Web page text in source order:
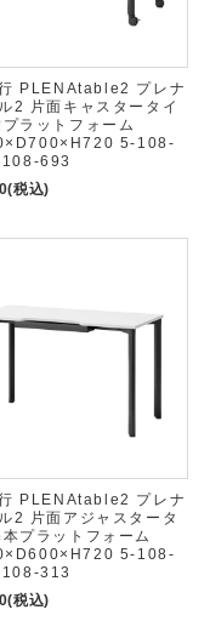
PLENAtable2 プレナ
2 片面キャスタータイ
ラットフォーム
5-108-
693
(税込)
PLENAtable2 プレナ
2 片面アジャスタータ
プラットフォーム
5-108-
313
(税込)